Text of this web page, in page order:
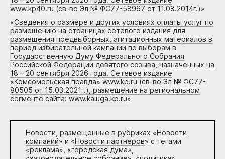
www.kp40.ru (св-во Эл № ФС77-58967 от 11.08.2014г.)»
«Сведения о размере и других условиях оплаты услуг по
размещению на страницах сетевого издания для
размещения предвыборных, агитационных материалов в
период избирательной кампании по выборам в
Государственную Думу Федерального Собрания
Российской Федерации девятого созыва, назначенных на
18 – 20 сентября 2026 года. Сетевое издание
«Комсомольская правда» www.kp.ru (св-во Эл № ФС77-
80505 от 15.03.2021г.), размещение на региональном
сегменте сайта: www.kaluga.kp.ru»
Новости, размещенные в рубриках «Новости
компаний» и «Новости партнеров» с тегами
«реклама», «городская дума»,